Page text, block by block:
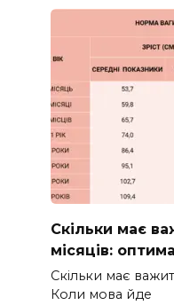
Скільки має
місяців:
Скільки має
Коли мова йде